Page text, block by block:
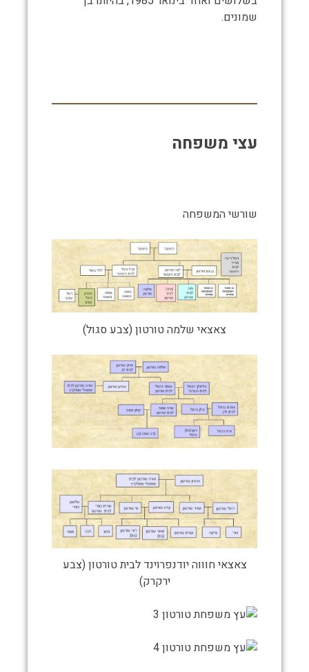
שמונים.
עצי משפחה
שורשי המשפחה
צאצאי שלמה טורטון (צבע סגול)
צאצאי חוווה יודנפרוינד לבית טורטון (צבע
ירקרק)